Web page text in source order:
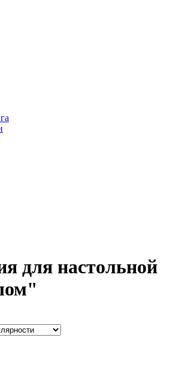
для настольной